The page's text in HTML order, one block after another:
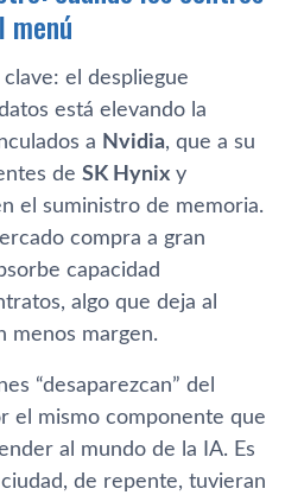
menú
el despliegue
está elevando la
a Nvidia, que a su
de SK Hynix y
el suministro de memoria.
compra a gran
capacidad
algo que deja al
menos margen.
“desaparezcan” del
el mismo componente que
al mundo de la IA. Es
de repente, tuvieran